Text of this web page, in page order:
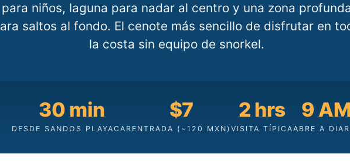
para niños, laguna para nadar al centro y una zona
saltos al fondo. El cenote más sencillo de disfrutar en
la costa sin equipo de snorkel.
30 min
DESDE SANDOS PLAYACAR
$7
ENTRADA (~120 MXN)
2 hrs
VISITA TÍPICA
9
ABRE A